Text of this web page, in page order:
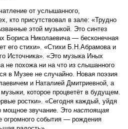
от услышанного,
кто присутствовал в зале: «Трудно
этой музыкой. Это синтез
Бориса Николаевича — бесконечная
его стихи». «Стихи Б.Н.Абрамова и
Источника». «Это музыка Иных
похожа ни на что из слышанного
в Музее не случайно. Новая поэзия
и Наталией Дмитриевной, а
которое процветёт в будущем.
ростки». «Сегодня каждый, уйдя
мощное звучание. Это настоящая
огромного события — рождения